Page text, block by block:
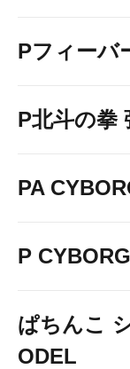
Pフィーバ
P北斗の拳
PA
P
ぱちんこ
ODEL